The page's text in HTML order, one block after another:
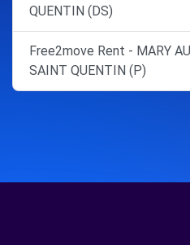
QUENTIN (DS)
Free2move Rent - MARY
SAINT QUENTIN (P)